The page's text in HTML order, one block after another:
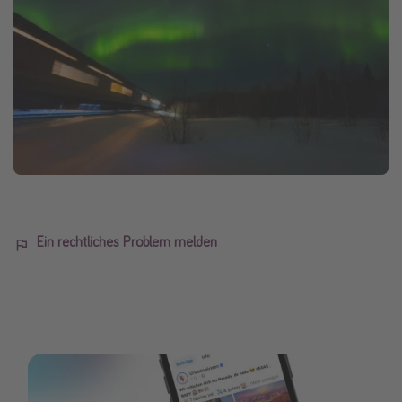
Ein rechtliches Problem melden